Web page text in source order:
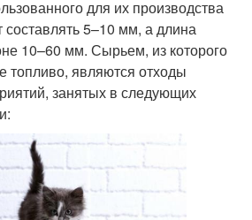
для их производства
5–10 мм, а длина
10–60 мм. Сырьем, из которого
топливо, являются отходы
занятых в следующих